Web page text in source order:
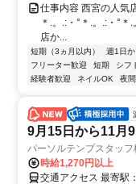
仕事内容 西宮の人気
＊.。.:・°＊.。.:・°
店か...
短期（3ヵ月以内） 週1日
フリーター歓迎
短期 シフ
経験者歓迎
ネイルOK 夜間
9月15日から11月
パーソルテンプスタッフ
時給1,270円以上